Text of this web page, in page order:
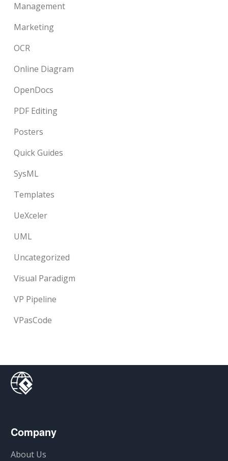
Management
Marketing
OCR
Online Diagram
OpenDocs
PDF Editing
Posters
Quick Guides
SysML
Templates
UeXceler
UML
Uncategorized
Visual Paradigm
VP Pipeline
VPasCode
Company
About Us